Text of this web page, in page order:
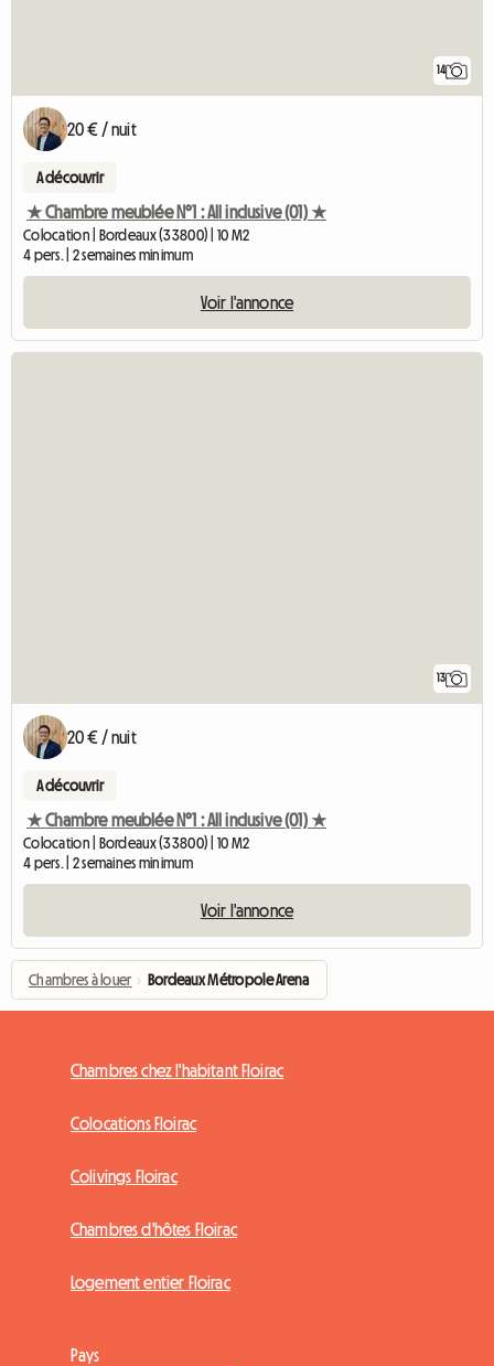
14
20 € / nuit
A découvrir
★ Chambre meublée N°1 : All inclusive (01) ★
Colocation | Bordeaux (33800) | 10 M2
4 pers. | 2 semaines minimum
Voir l'annonce
13
20 € / nuit
A découvrir
★ Chambre meublée N°1 : All inclusive (01) ★
Colocation | Bordeaux (33800) | 10 M2
4 pers. | 2 semaines minimum
Voir l'annonce
Chambres à louer › Bordeaux Métropole Arena
Chambres chez l'habitant Floirac
Colocations Floirac
Colivings Floirac
Chambres d'hôtes Floirac
Logement entier Floirac
Pays